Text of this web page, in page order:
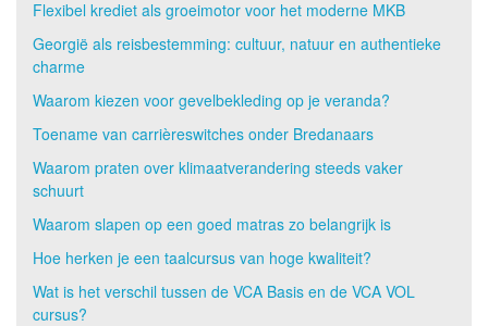
Flexibel krediet als groeimotor voor het moderne MKB
Georgië als reisbestemming: cultuur, natuur en authentieke
charme
Waarom kiezen voor gevelbekleding op je veranda?
Toename van carrièreswitches onder Bredanaars
Waarom praten over klimaatverandering steeds vaker
schuurt
Waarom slapen op een goed matras zo belangrijk is
Hoe herken je een taalcursus van hoge kwaliteit?
Wat is het verschil tussen de VCA Basis en de VCA VOL
cursus?